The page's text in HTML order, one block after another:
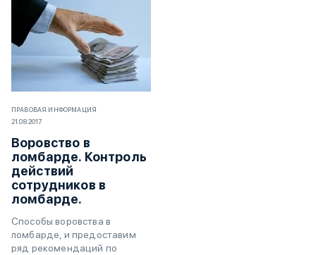
ПРАВОВАЯ ИНФОРМАЦИЯ
21.08.2017
Воровство в
ломбарде. Контроль
действий
сотрудников в
ломбарде.
Cпособы воровства в
ломбарде, и предоставим
ряд рекомендаций по